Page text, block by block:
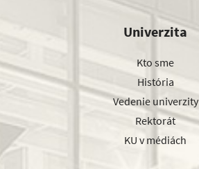
Univerzita
Kto sme
História
Vedenie univerzity
Rektorát
KU v médiách